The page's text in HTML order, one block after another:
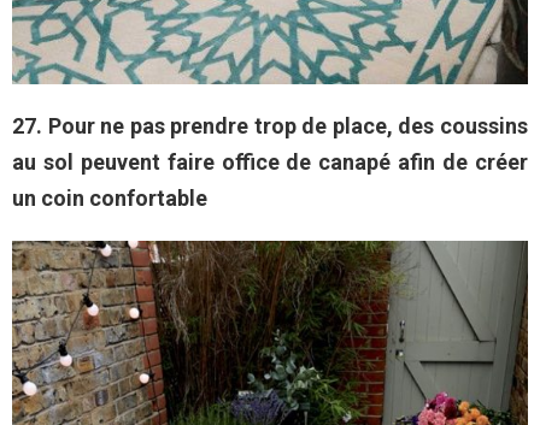
27. Pour ne pas prendre trop de place, des coussins
au sol peuvent faire office de canapé afin de créer
un coin confortable